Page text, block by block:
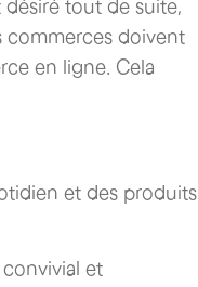
tout de suite,
commerces doivent
en ligne. Cela
et des produits
et